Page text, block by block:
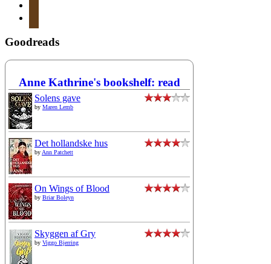
Goodreads
Anne Kathrine's bookshelf: read
Solens gave
by Maren Lemb
Det hollandske hus
byAnn Patchett
On Wings of Blood
by Briar Boleyn
Skyggen af Gry
by Viggo Bjerring